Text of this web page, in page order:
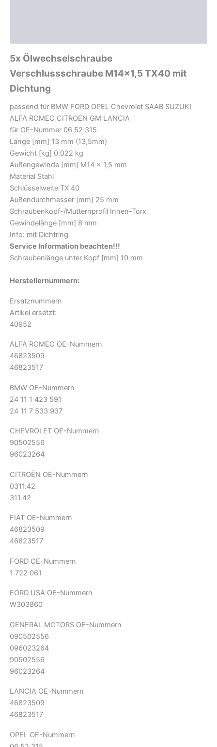
5x Ölwechselschraube
Verschlussschraube M14x1,5 TX40 mit
Dichtung
passend für BMW FORD OPEL Chevrolet SAAB SUZUKI
ALFA ROMEO CITROEN GM LANCIA
für OE-Nummer 06 52 315
Länge [mm] 13 mm (13,5mm)
Gewicht [kg] 0,022 kg
Außengewinde [mm] M14 x 1,5 mm
Material Stahl
Schlüsselweite TX 40
Außendurchmesser [mm] 25 mm
Schraubenkopf-/Mutternprofil Innen-Torx
Gewindelänge [mm] 8 mm
Info: mit Dichtring
Service Information beachten!!!
Schraubenlänge unter Kopf [mm] 10 mm
Herstellernummern:
Ersatznummern
Artikel ersetzt:
40952
ALFA ROMEO OE-Nummern
46823509
46823517
BMW OE-Nummern
24 11 1 423 591
24 11 7 533 937
CHEVROLET OE-Nummern
90502556
96023264
CITROËN OE-Nummern
0311.42
311.42
FIAT OE-Nummern
46823509
46823517
FORD OE-Nummern
1 722 061
FORD USA OE-Nummern
W303860
GENERAL MOTORS OE-Nummern
090502556
096023264
90502556
96023264
LANCIA OE-Nummern
46823509
46823517
OPEL OE-Nummern